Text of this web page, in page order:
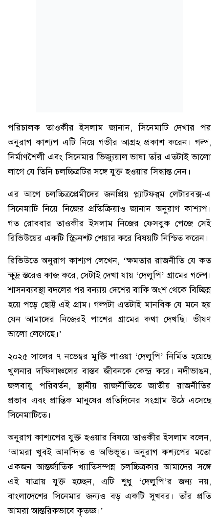
পরিচালক তাওকীর ইসলাম জানান, সিনেমাটি দেখার পর
অনুরাগ কাশ্যপ এটি নিয়ে গভীর আগ্রহ প্রকাশ করেন। গল্প,
নির্মাণশৈলী এবং সিনেমার ভিজ্যুয়াল ভাষা তাঁর এতটাই ভালো
লাগে যে তিনি চলচ্চিত্রটির সঙ্গে যুক্ত হওয়ার সিদ্ধান্ত নেন।
এর আগে চলচ্চিত্রপ্রেমীদের জনপ্রিয় প্ল্যাটফর্‌ম লেটারবক্স-এ
সিনেমাটি নিয়ে নিজের প্রতিক্রিয়াও জানান অনুরাগ কাশ্যপ।
গত রোববার তাওকীর ইসলাম নিজের ফেসবুক পেজে সেই
রিভিউয়ের একটি স্ক্রিনশট শেয়ার করে বিষয়টি নিশ্চিত করেন।
রিভিউতে অনুরাগ কাশ্যপ লেখেন, ‘ক্ষমতার রাজনীতি যে কত
ক্ষুদ্র স্তরেও কাজ করে, সেটাই দেখা যায় ‘দেলুপি’ গ্রামের গল্পে।
শাসনব্যবস্থা বদলের পর বন্যায় দেশের বাকি অংশ থেকে বিচ্ছিন্ন
হয়ে পড়ে ছোট্ট এই গ্রাম। গল্পটা এতটাই মানবিক যে মনে হয়
যেন আমাদের নিজেরই পাশের গ্রামের কথা দেখছি। ভীষণ
ভালো লেগেছে।’
২০২৫ সালের ৭ নভেম্বর মুক্তি পাওয়া ‘দেলুপি’ নির্মিত হয়েছে
খুলনার দক্ষিণাঞ্চলের বাস্তব জীবনকে কেন্দ্র করে। নদীভাঙন,
জলবায়ু পরিবর্তন, স্থানীয় রাজনীতিতে জাতীয় রাজনীতির
প্রভাব এবং প্রান্তিক মানুষের প্রতিদিনের সংগ্রাম উঠে এসেছে
সিনেমাটিতে।
অনুরাগ কাশ্যপের যুক্ত হওয়ার বিষয়ে তাওকীর ইসলাম বলেন,
‘আমরা খুবই আনন্দিত ও অভিভূত। অনুরাগ কশ্যপের মতো
একজন আন্তর্জাতিক খ্যাতিসম্পন্ন চলচ্চিত্রকার আমাদের সঙ্গে
এই যাত্রায় যুক্ত হচ্ছেন, এটি শুধু ‘দেলুপি’র জন্য নয়,
বাংলাদেশের সিনেমার জন্যও বড় একটি সুখবর। তাঁর প্রতি
আমরা আন্তরিকভাবে কৃতজ্ঞ।’